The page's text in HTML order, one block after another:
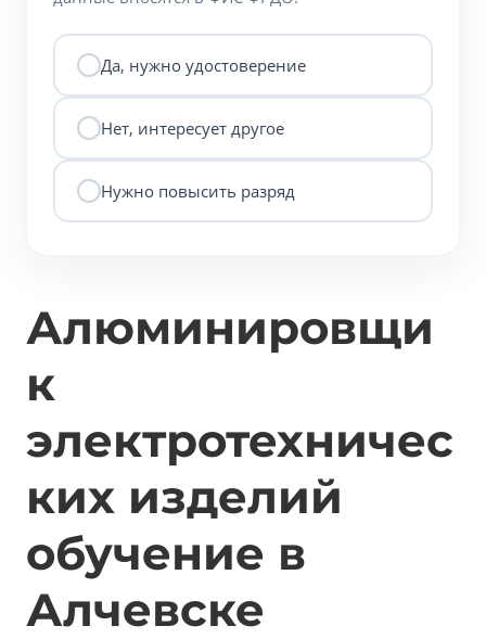
Да, нужно удостоверение
Нет, интересует другое
Нужно повысить разряд
Алюминировщи
к
электротехничес
ких изделий
обучение в
Алчевске